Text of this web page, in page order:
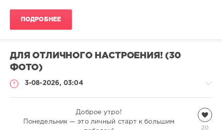
ПОДРОБНЕЕ
ДЛЯ ОТЛИЧНОГО НАСТРОЕНИЯ! (30
ФОТО)
3-08-2026, 03:04
всячина
20
Доброе утро!
Понедельник — это личный старт к большим